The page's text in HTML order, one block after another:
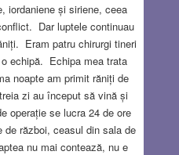
iordaniene și siriene, ceea
Dar luptele continuau
Eram patru chirurgi tineri
echipă. Echipa mea trata
noapte am primit răniți de
zi au început să vină și
operație se lucra 24 de ore
război, ceasul din sala de
nu mai contează, nu e